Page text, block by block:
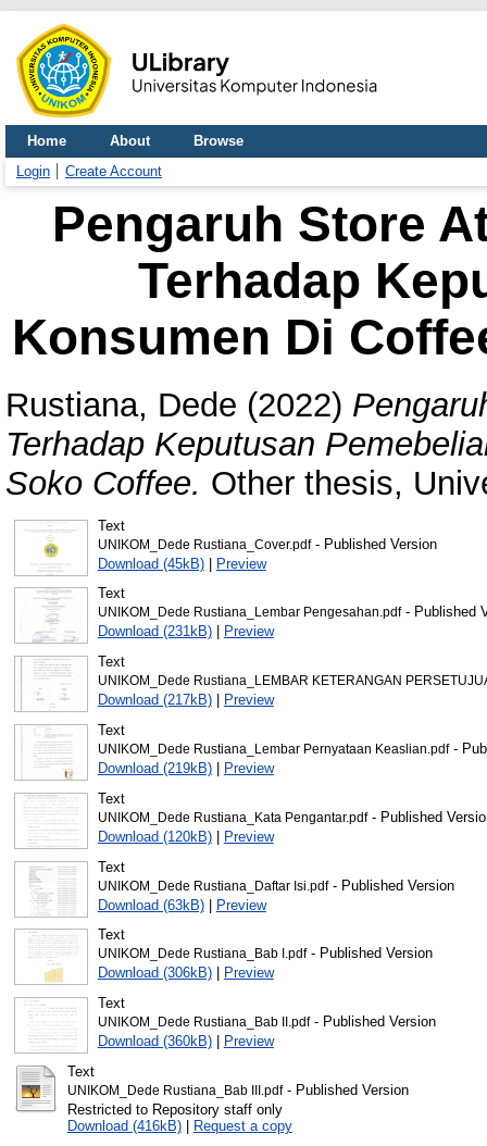
Home About
Browse
Login
Create Account
Pengaruh Store
Terhadap
Konsumen Di
Rustiana, Dede (2022)
Terhadap Keputusan
Soko Coffee. Other thesis,
Text
UNIKOM_Dede Rustiana_Cover.pdf- Published Version
Download (45kB)| Preview
Text
UNIKOM_Dede Rustiana_Lembar Pengesahan.pdf- Published
Download (231kB)|
Preview
Text
UNIKOM_Dede Rustiana_LEMBAR KETERANGAN
Download (217kB)|
Preview
Text
UNIKOM_Dede Rustiana_Lembar Pernyataan Keaslian.pdf-
Download (219kB)|
Preview
Text
UNIKOM_Dede Rustiana_Kata Pengantar.pdf- Published
Download (120kB)|
Preview
Text
UNIKOM_Dede Rustiana_Daftar Isi.pdf- Published Version
Download (63kB)| Preview
Text
UNIKOM_Dede Rustiana_Bab I.pdf- Published Version
Download (306kB)|
Preview
Text
UNIKOM_Dede Rustiana_Bab II.pdf- Published Version
Download (360kB)|
Preview
Text
UNIKOM_Dede Rustiana_Bab III.pdf- Published Version
Restricted to Repository staff only
Download (416kB)|
Request a copy